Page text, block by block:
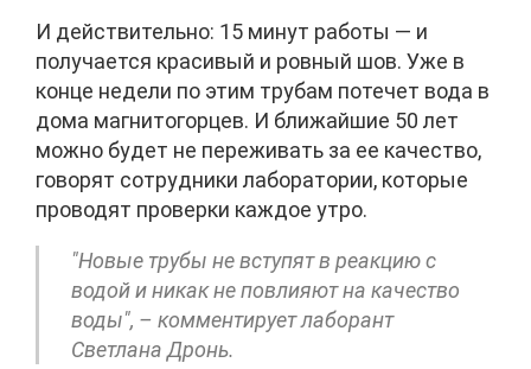
И действительно: 15 минут работы — и
получается красивый и ровный шов. Уже в
конце недели по этим трубам потечет вода в
дома магнитогорцев. И ближайшие 50 лет
можно будет не переживать за ее качество,
говорят сотрудники лаборатории, которые
проводят проверки каждое утро.
"Новые трубы не вступят в реакцию с
водой и никак не повлияют на качество
воды", – комментирует лаборант
Светлана Дронь.